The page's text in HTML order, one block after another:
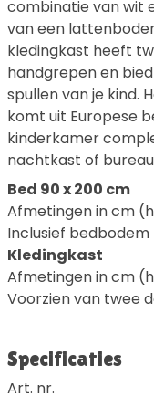
combinatie van wit
van een
kledingkast heeft
handgrepen en
spullen van je kind.
komt uit Europese
kinderkamer
nachtkast of
Bed 90 x 200 cm
Afmetingen in cm
Inclusief bedbodem
Kledingkast
Afmetingen in cm (h
Voorzien van twee
Specificaties
Art. nr.